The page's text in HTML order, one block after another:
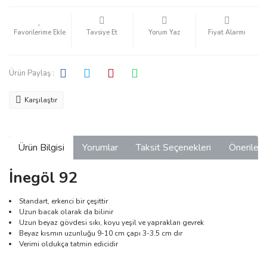
Tavsiye Et Yorum Yaz Fiyat Alarmı
Ürün Paylaş :
Karşılaştır
Ürün Bilgisi Yorumlar Taksit Seçenekleri
İnegöl 92
Standart, erkenci bir çeşittir
Uzun bacak olarak da bilinir
Uzun beyaz gövdesi sıkı, koyu yeşil ve yaprakları gevrek
Beyaz kısmın uzunluğu 9-10 cm çapı 3-3.5 cm dır
Verimi oldukça tatmin edicidir